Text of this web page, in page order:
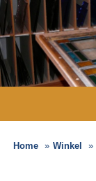
Home Winkel